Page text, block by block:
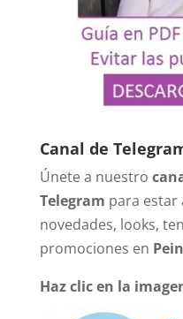
Canal de
Únete a nuestro
Telegram para estar
novedades, looks,
promociones en
Haz clic en la